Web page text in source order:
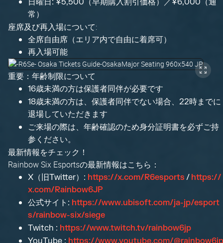
常）
座席及び再入場について:
全席自由席（エリア内で自由に着席可）
再入場可能
重要：年齢制限について
16歳未満の方は保護者同伴が必要です
18歳未満の方は、保護者同伴でない場合、22時までに
退場していただきます
ご来場の際は、年齢確認のため身分証明書を必ずご持
参ください。
最新情報をチェック！
Rainbow Six Esportsの最新情報はこちら：
X（旧Twitter）: https://x.com/R6esports / https://
x.com/Rainbow6JP
公式サイト: https://www.ubisoft.com/ja-jp/esport
s/rainbow-six/siege
Twitch : https://www.twitch.tv/rainbow6jp
YouTube : https://www.youtube.com/@rainbow6jp